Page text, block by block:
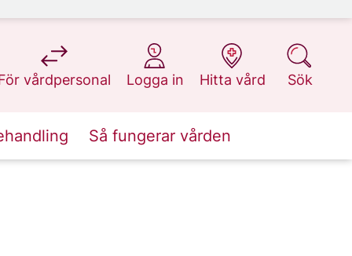
vårdpersonal
på 1177.se
Logga in
på 1177.se
Hitta vård
på 1177.se
Sök
på 1177.se
Så fungerar vården